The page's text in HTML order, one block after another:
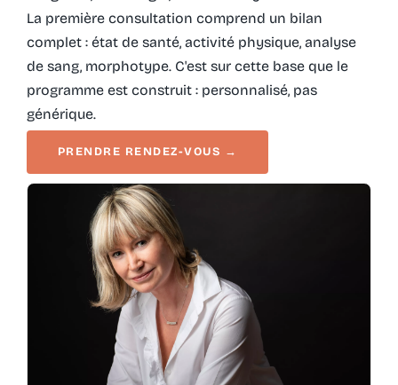
La première consultation comprend un bilan
complet : état de santé, activité physique, analyse
de sang, morphotype. C'est sur cette base que le
programme est construit : personnalisé, pas
générique.
PRENDRE RENDEZ-VOUS →